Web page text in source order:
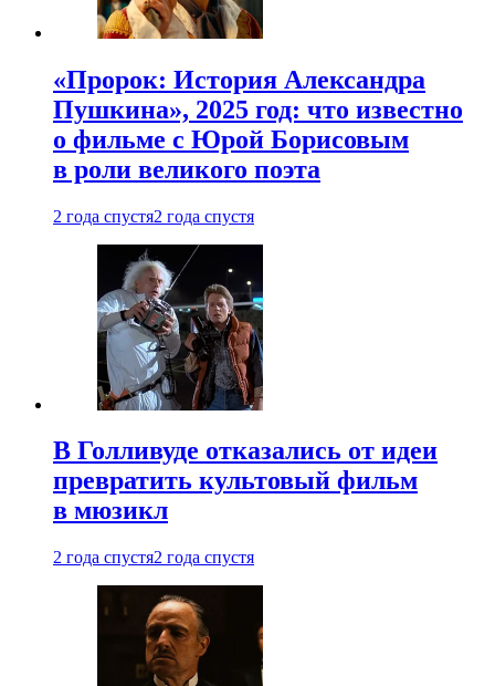
«Пророк: История Александра
Пушкина», 2025 год: что известно
о фильме с Юрой Борисовым
в роли великого поэта
2 года спустя2 года спустя
В Голливуде отказались от идеи
превратить культовый фильм
в мюзикл
2 года спустя2 года спустя